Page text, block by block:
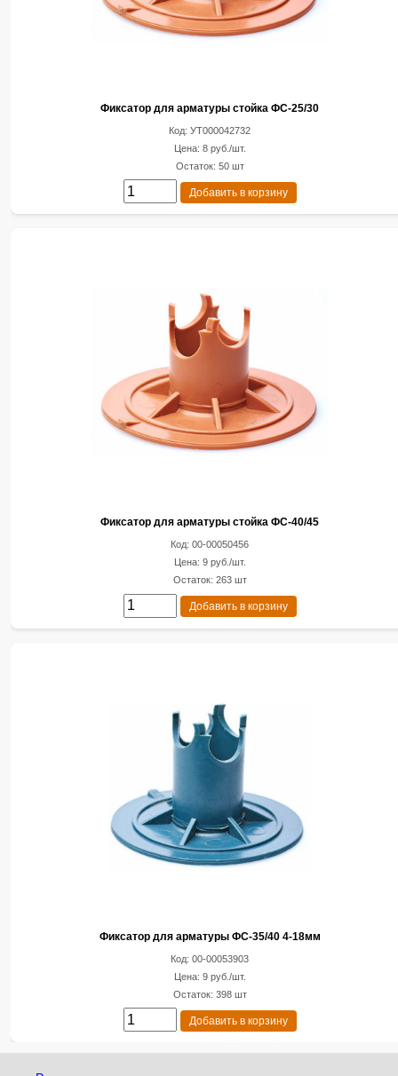
Фиксатор для арматуры стойка ФС-25/30
Код: УТ000042732
Цена: 8 руб./шт.
Остаток: 50 шт
Добавить в корзину
Фиксатор для арматуры стойка ФС-40/45
Код: 00-00050456
Цена: 9 руб./шт.
Остаток: 263 шт
Добавить в корзину
Фиксатор для арматуры ФС-35/40 4-18мм
Код: 00-00053903
Цена: 9 руб./шт.
Остаток: 398 шт
Добавить в корзину